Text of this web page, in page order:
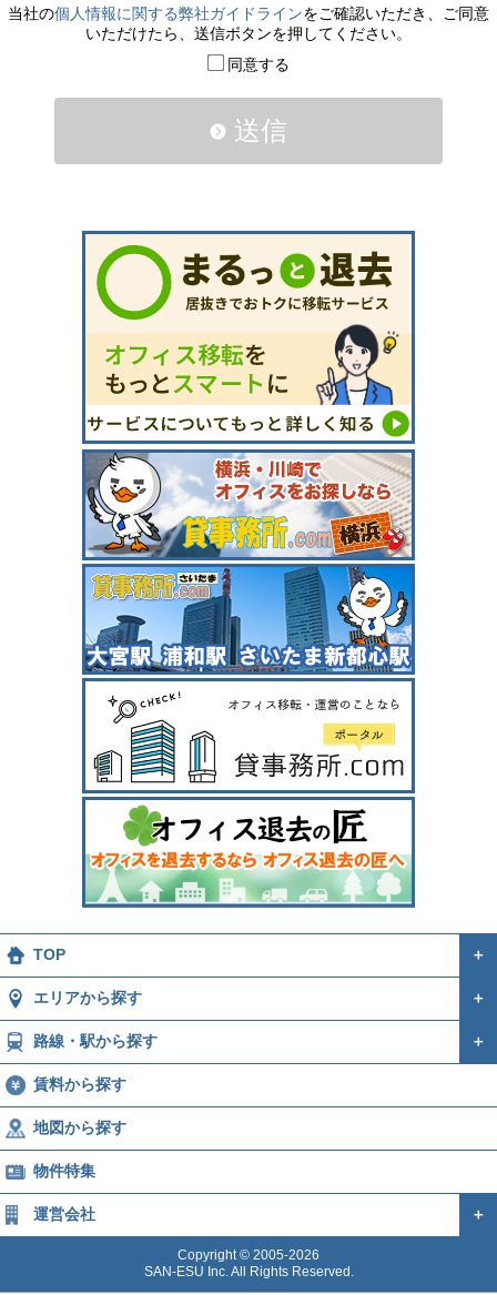
当社の個人情報に関する弊社ガイドラインをご確認いただき、ご同意
いただけたら、送信ボタンを押してください。
同意する
送信
TOP ＋
エリアから探す ＋
路線・駅から探す ＋
賃料から探す
地図から探す
物件特集
運営会社 ＋
Copyright © 2005-2026
SAN-ESU Inc. All Rights Reserved.